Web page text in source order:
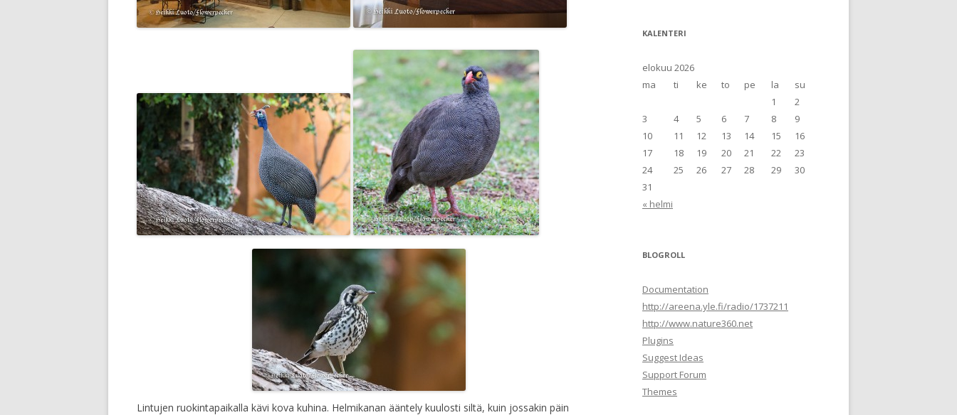
Lintujen ruokintapaikalla kävi kova kuhina. Helmikanan ääntely kuulosti siltä, kuin jossakin päin
KALENTERI
elokuu 2026
ma
ti ke to pe la su
« helmi
1
2
3
4 5 6 7 8
9
10
11 12 13 14 15
16
17
18 19 20 21 22
23
24
25 26 27 28 29
30
31
BLOGROLL
Documentation
http://areena.yle.fi/radio/1737211
http://www.nature360.net
Plugins
Suggest Ideas
Support Forum
Themes